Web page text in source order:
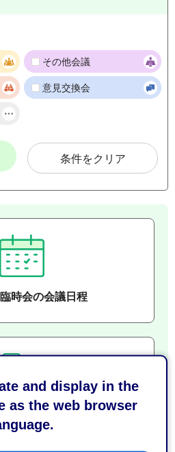
and display in the
as the web browser
その他会議
意見交換会
条件をクリア
時会の会議日程
議案・審議結果